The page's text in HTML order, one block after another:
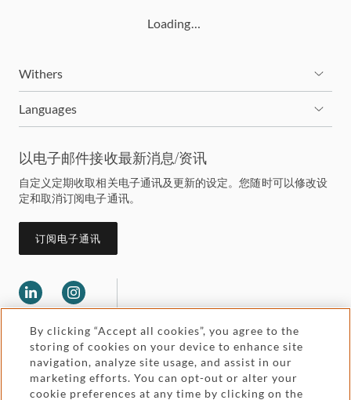
Loading…
Withers
Languages
以电子邮件接收最新消息/资讯
自定义定期收取相关电子通讯及更新的设定。您随时可以修改设
定和取消订阅电子通讯。
订阅电子通讯
Legal and regulatory Accessibility
By clicking “Accept all cookies”, you agree to the
storing of cookies on your device to enhance site
navigation, analyze site usage, and assist in our
marketing efforts. You can opt-out or alter your
cookie preferences at any time by clicking on the